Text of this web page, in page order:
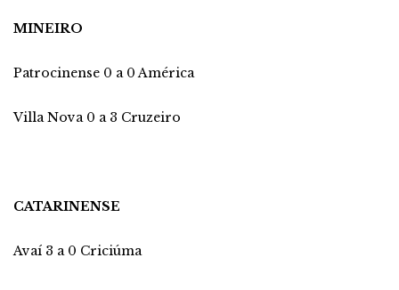
MINEIRO
Patrocinense 0 a 0 América
Villa Nova 0 a 3 Cruzeiro
CATARINENSE
Avaí 3 a 0 Criciúma